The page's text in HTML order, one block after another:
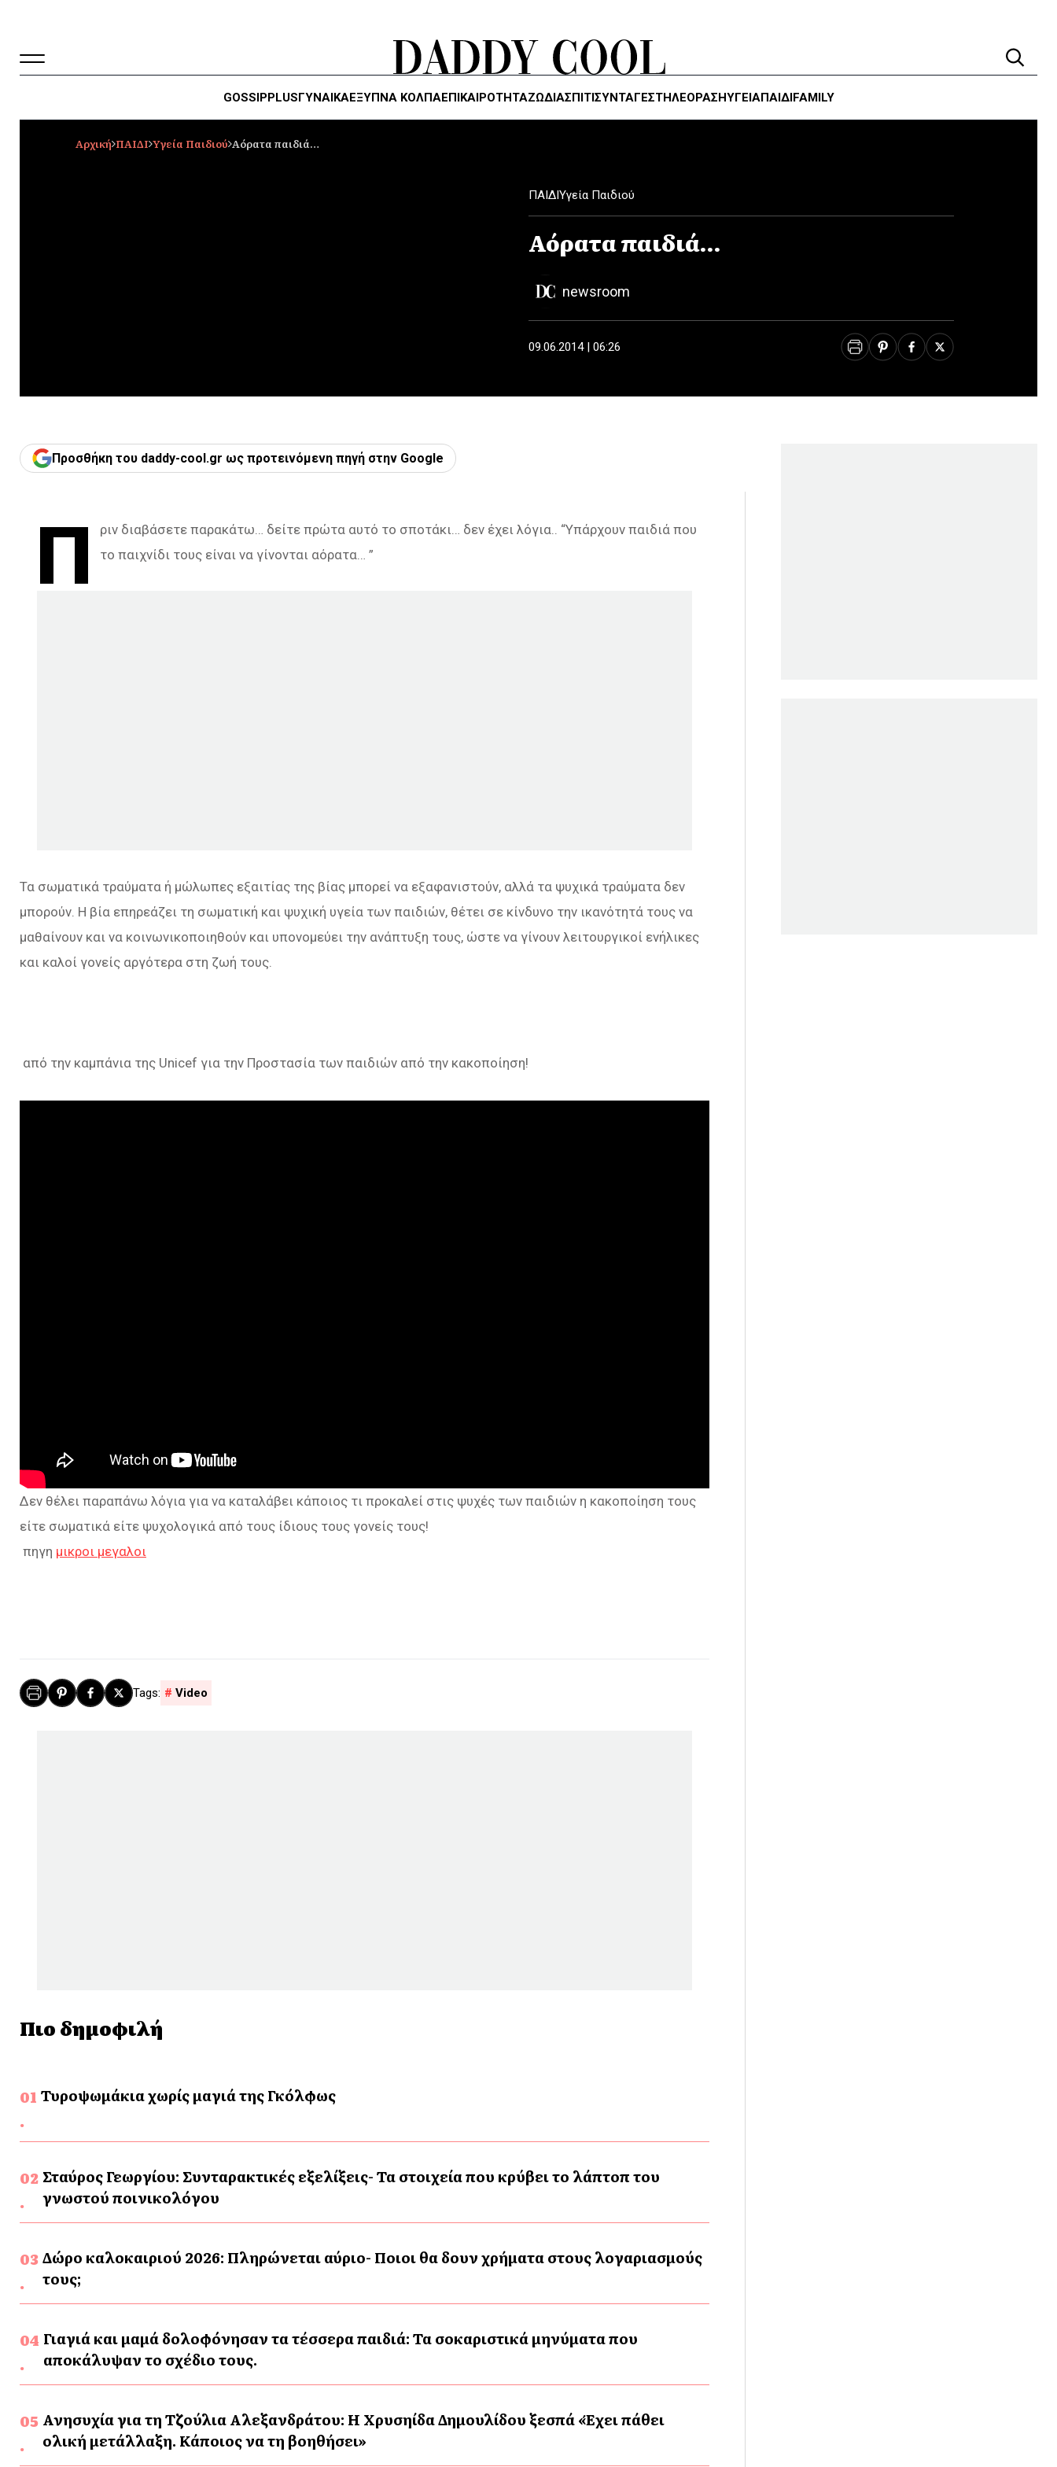
GOSSIPPLUSΓΥΝΑΙΚΑΈΞΥΠΝΑ ΚΌΛΠΑΕΠΙΚΑΙΡΟΤΗΤΑΖΏΔΙΑΣΠΙΤΙΣΥΝΤΑΓΕΣΤΗΛΕΌΡΑΣΗΥΓΕΊΑΠΑΙΔΙFAMILY
Αρχική ΠΑΙΔΙ Υγεία Παιδιού Αόρατα παιδιά…
ΠΑΙΔΙΥγεία Παιδιού
Αόρατα παιδιά…
newsroom
09.06.2014 | 06:26
Προσθήκη του daddy-cool.gr ως προτεινόμενη πηγή στην Google
Π
ριν διαβάσετε παρακάτω… δείτε πρώτα αυτό το σποτάκι… δεν έχει λόγια.. “Υπάρχουν παιδιά που
το παιχνίδι τους είναι να γίνονται αόρατα… ”
Τα σωματικά τραύματα ή μώλωπες εξαιτίας της βίας μπορεί να εξαφανιστούν, αλλά τα ψυχικά τραύματα δεν
μπορούν. Η βία επηρεάζει τη σωματική και ψυχική υγεία των παιδιών, θέτει σε κίνδυνο την ικανότητά τους να
μαθαίνουν και να κοινωνικοποιηθούν και υπονομεύει την ανάπτυξη τους, ώστε να γίνουν λειτουργικοί ενήλικες
και καλοί γονείς αργότερα στη ζωή τους.
από την καμπάνια της Unicef για την Προστασία των παιδιών από την κακοποίηση!
Δεν θέλει παραπάνω λόγια για να καταλάβει κάποιος τι προκαλεί στις ψυχές των παιδιών η κακοποίηση τους
είτε σωματικά είτε ψυχολογικά από τους ίδιους τους γονείς τους!
πηγη μικροι μεγαλοι
Video
Πιο δημοφιλή
Τυροψωμάκια χωρίς μαγιά της Γκόλφως
Σταύρος Γεωργίου: Συνταρακτικές εξελίξεις- Τα στοιχεία που κρύβει το λάπτοπ του
γνωστού ποινικολόγου
Δώρο καλοκαιριού 2026: Πληρώνεται αύριο- Ποιοι θα δουν χρήματα στους λογαριασμούς
τους;
Γιαγιά και μαμά δολοφόνησαν τα τέσσερα παιδιά: Τα σοκαριστικά μηνύματα που
αποκάλυψαν το σχέδιο τους.
Ανησυχία για τη Τζούλια Αλεξανδράτου: Η Χρυσηίδα Δημουλίδου ξεσπά «Έχει πάθει
ολική μετάλλαξη. Κάποιος να τη βοηθήσει»